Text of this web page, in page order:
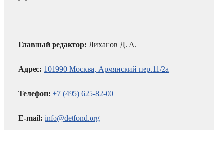
Главный редактор: Лиханов Д. А.
Адрес: 101990 Москва, Армянский пер.11/2а
Телефон: +7 (495) 625-82-00
E-mail: info@detfond.org